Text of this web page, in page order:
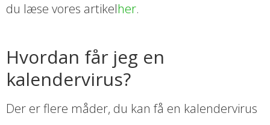
du læse vores artikelher.
Hvordan får jeg en
kalendervirus?
Der er flere måder, du kan få en kalendervirus